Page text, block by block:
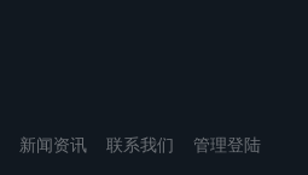
新闻资讯 联系我们 管理登陆